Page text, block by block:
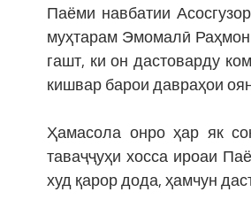
Паёми навбатии
муҳтарам Эмомалӣ
гашт, ки он дастоварду
кишвар барои давраҳои
Ҳамасола онро ҳар як
таваҷҷуҳи хосса ироаи
худ қарор дода, ҳамчун